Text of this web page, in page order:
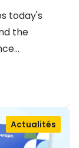
today's
the
Actualités